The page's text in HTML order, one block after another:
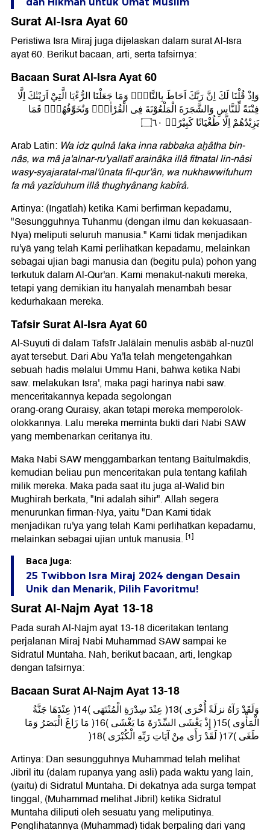
dan Hikmah untuk Umat Muslim
Surat Al-Isra Ayat 60
Peristiwa Isra Miraj juga dijelaskan dalam surat Al-Isra
ayat 60. Berikut bacaan, arti, serta tafsirnya:
Bacaan Surat Al-Isra Ayat 60
وَاِذْ قُلْنَا لَكَ اِنَّ رَبَّكَ اَحَاطَ بِالنَّاسِۗ وَمَا جَعَلْنَا الرُّءْيَا الَّتِيْٓ اَرَيْنٰكَ اِلَّا
فِتْنَةً لِّلنَّاسِ وَالشَّجَرَةَ الْمَلْعُوْنَةَ فِى الْقُرْاٰنِۗ وَنُخَوِّفُهُمْۙ فَمَا
يَزِيْدُهُمْ اِلَّا طُغْيَانًا كَبِيْرًاࣖ ۝٦٠
Arab Latin: Wa idz qulnâ laka inna rabbaka aḫâtha bin-
nâs, wa mâ ja'alnar-ru'yallatî arainâka illâ fitnatal lin-nâsi
wasy-syajaratal-mal'ûnata fil-qur'ân, wa nukhawwifuhum
fa mâ yazîduhum illâ thughyânang kabîrâ.
Artinya: (Ingatlah) ketika Kami berfirman kepadamu,
"Sesungguhnya Tuhanmu (dengan ilmu dan kekuasaan-
Nya) meliputi seluruh manusia." Kami tidak menjadikan
ru'yā yang telah Kami perlihatkan kepadamu, melainkan
sebagai ujian bagi manusia dan (begitu pula) pohon yang
terkutuk dalam Al-Qur'an. Kami menakut-nakuti mereka,
tetapi yang demikian itu hanyalah menambah besar
kedurhakaan mereka.
Tafsir Surat Al-Isra Ayat 60
Al-Suyuti di dalam Tafsīr Jalālain menulis asbāb al-nuzūl
ayat tersebut. Dari Abu Ya'la telah mengetengahkan
sebuah hadis melalui Ummu Hani, bahwa ketika Nabi
saw. melakukan Isra', maka pagi harinya nabi saw.
menceritakannya kepada segolongan
orang-orang Quraisy, akan tetapi mereka memperolok-
olokkannya. Lalu mereka meminta bukti dari Nabi SAW
yang membenarkan ceritanya itu.
Maka Nabi SAW menggambarkan tentang Baitulmakdis,
kemudian beliau pun menceritakan pula tentang kafilah
milik mereka. Maka pada saat itu juga al-Walid bin
Mughirah berkata, "Ini adalah sihir". Allah segera
menurunkan firman-Nya, yaitu "Dan Kami tidak
menjadikan ru'ya yang telah Kami perlihatkan kepadamu,
melainkan sebagai ujian untuk manusia. [1]
Baca juga:
25 Twibbon Isra Miraj 2024 dengan Desain
Unik dan Menarik, Pilih Favoritmu!
Surat Al-Najm Ayat 13-18
Pada surah Al-Najm ayat 13-18 diceritakan tentang
perjalanan Miraj Nabi Muhammad SAW sampai ke
Sidratul Muntaha. Nah, berikut bacaan, arti, lengkap
dengan tafsirnya:
Bacaan Surat Al-Najm Ayat 13-18
وَلَقَدْ رَآهُ نزلَةً أُخْرَى (13) عِنْدَ سِدْرَةِ الْمُنْتَهَى (14) عِنْدَهَا جَنَّةُ
الْمَأْوَى (15) إِذْ يَغْشَى السِّدْرَةَ مَا يَغْشَى (16) مَا زَاغَ الْبَصَرُ وَمَا
طَغَى (17) لَقَدْ رَأَى مِنْ آيَاتِ رَبِّهِ الْكُبْرَى (18)
Artinya: Dan sesungguhnya Muhammad telah melihat
Jibril itu (dalam rupanya yang asli) pada waktu yang lain,
(yaitu) di Sidratul Muntaha. Di dekatnya ada surga tempat
tinggal, (Muhammad melihat Jibril) ketika Sidratul
Muntaha diliputi oleh sesuatu yang meliputinya.
Penglihatannya (Muhammad) tidak berpaling dari yang